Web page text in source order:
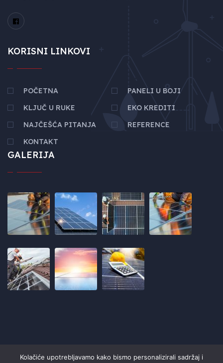
KORISNI LINKOVI
POČETNA
PANELI U BOJI
KLJUČ U RUKE
EKO KREDITI
NAJČEŠĆA PITANJA
REFERENCE
KONTAKT
GALERIJA
Kolačiće upotrebljavamo kako bismo personalizirali sadržaj i